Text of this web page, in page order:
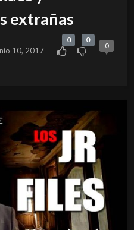
extrañas
10, 2017
0 0
0